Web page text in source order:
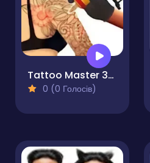
Tattoo Master 3D: Crazy Art
0 (0 Голосів)